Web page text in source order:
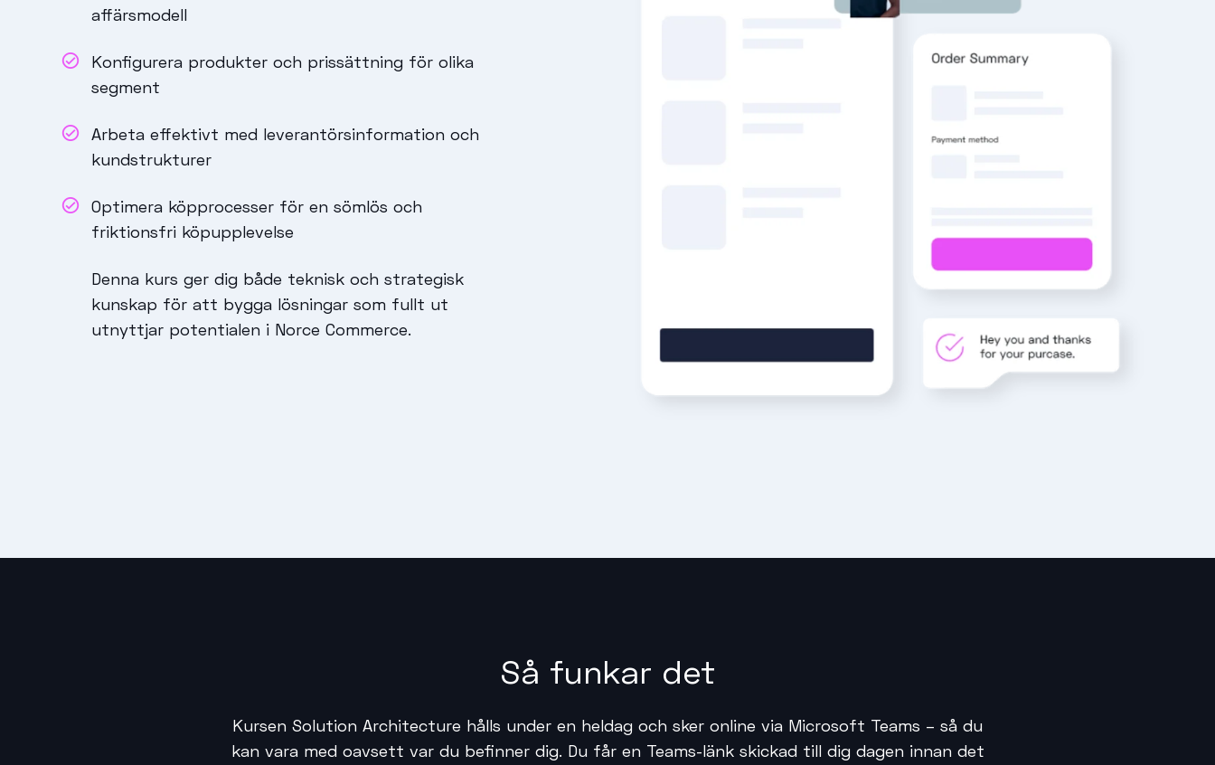
affärsmodell
Konfigurera produkter och prissättning för olika
segment
Arbeta effektivt med leverantörsinformation och
kundstrukturer
Optimera köpprocesser för en sömlös och
friktionsfri köpupplevelse
Denna kurs ger dig både teknisk och strategisk
kunskap för att bygga lösningar som fullt ut
utnyttjar potentialen i Norce Commerce.
Så funkar det
Kursen Solution Architecture hålls under en heldag och sker online via Microsoft Teams – så du
kan vara med oavsett var du befinner dig. Du får en Teams-länk skickad till dig dagen innan det